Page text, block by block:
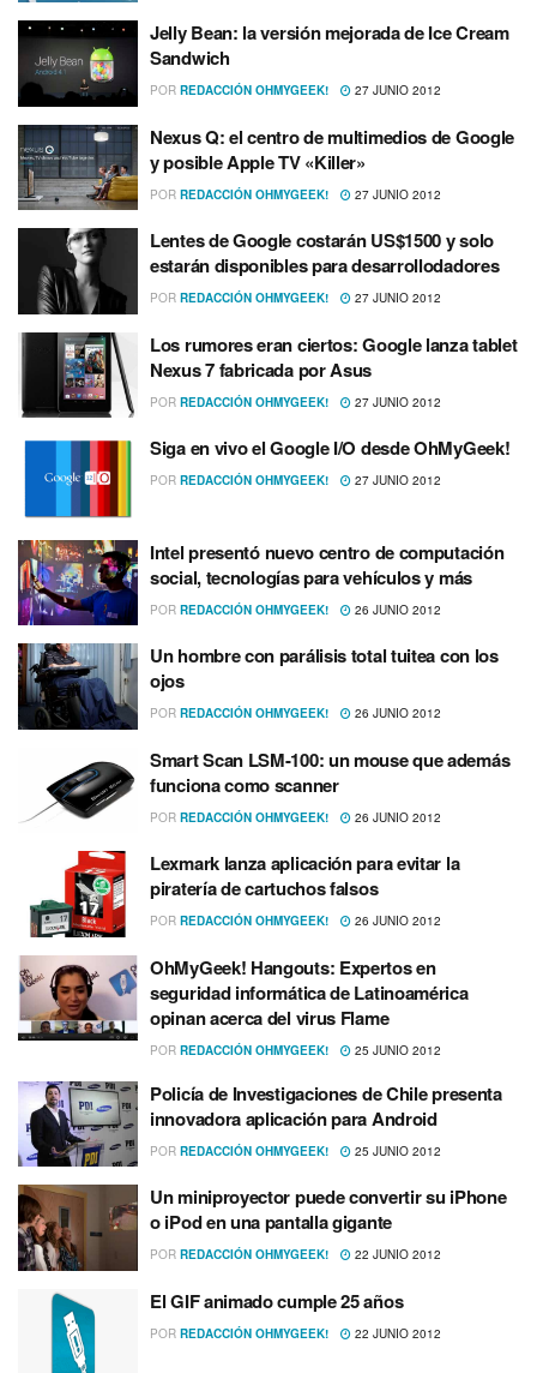
Jelly Bean: la versión mejorada de Ice Cream
Sandwich
POR REDACCIÓN OHMYGEEK! 27 JUNIO 2012
Nexus Q: el centro de multimedios de Google
y posible Apple TV «Killer»
POR REDACCIÓN OHMYGEEK! 27 JUNIO 2012
Lentes de Google costarán US$1500 y solo
estarán disponibles para desarrollodadores
POR REDACCIÓN OHMYGEEK! 27 JUNIO 2012
Los rumores eran ciertos: Google lanza tablet
Nexus 7 fabricada por Asus
POR REDACCIÓN OHMYGEEK! 27 JUNIO 2012
Siga en vivo el Google I/O desde OhMyGeek!
POR REDACCIÓN OHMYGEEK! 27 JUNIO 2012
Intel presentó nuevo centro de computación
social, tecnologí­as para vehí­culos y más
POR REDACCIÓN OHMYGEEK! 26 JUNIO 2012
Un hombre con parálisis total tuitea con los
ojos
POR REDACCIÓN OHMYGEEK! 26 JUNIO 2012
Smart Scan LSM-100: un mouse que además
funciona como scanner
POR REDACCIÓN OHMYGEEK! 26 JUNIO 2012
Lexmark lanza aplicación para evitar la
piraterí­a de cartuchos falsos
POR REDACCIÓN OHMYGEEK! 26 JUNIO 2012
OhMyGeek! Hangouts: Expertos en
seguridad informática de Latinoamérica
opinan acerca del virus Flame
POR REDACCIÓN OHMYGEEK! 25 JUNIO 2012
Policí­a de Investigaciones de Chile presenta
innovadora aplicación para Android
POR REDACCIÓN OHMYGEEK! 25 JUNIO 2012
Un miniproyector puede convertir su iPhone
o iPod en una pantalla gigante
POR REDACCIÓN OHMYGEEK! 22 JUNIO 2012
El GIF animado cumple 25 años
POR REDACCIÓN OHMYGEEK! 22 JUNIO 2012